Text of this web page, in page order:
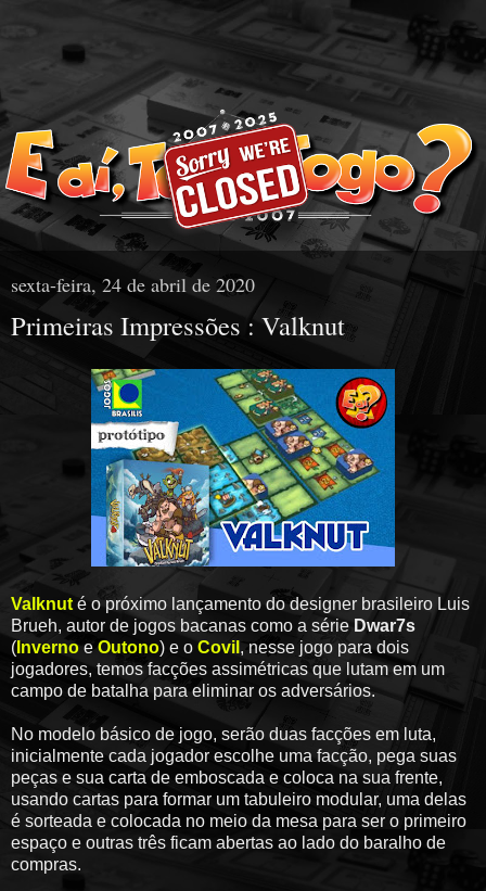
sexta-feira, 24 de abril de 2020
Primeiras Impressões : Valknut
Valknut é o próximo lançamento do designer brasileiro Luis
Brueh, autor de jogos bacanas como a série Dwar7s
( Inverno eOutono) e o Covil , nesse jogo para dois
jogadores, temos facções assimétricas que lutam em um
campo de batalha para eliminar os adversários.
No modelo básico de jogo, serão duas facções em luta,
inicialmente cada jogador escolhe uma facção, pega suas
peças e sua carta de emboscada e coloca na sua frente,
usando cartas para formar um tabuleiro modular, uma delas
é sorteada e colocada no meio da mesa para ser o primeiro
espaço e outras três ficam abertas ao lado do baralho de
compras.